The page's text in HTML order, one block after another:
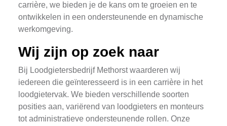
carrière, we bieden je de kans om te groeien en te
ontwikkelen in een ondersteunende en dynamische
werkomgeving.
Wij zijn op zoek naar
Bij Loodgietersbedrijf Methorst waarderen wij
iedereen die geïnteresseerd is in een carrière in het
loodgietervak. We bieden verschillende soorten
posities aan, variërend van loodgieters en monteurs
tot administratieve ondersteunende rollen. Onze